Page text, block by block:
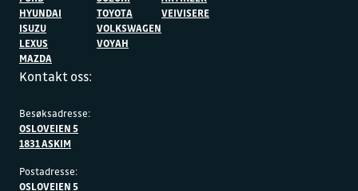
HYUNDAI
ISUZU
LEXUS
MAZDA
TOYOTA
VOLKSWAGEN
VOYAH
VEIVISERE
Kontakt oss:
Besøksadresse:
OSLOVEIEN 5
1831 ASKIM
Postadresse:
OSLOVEIEN 5